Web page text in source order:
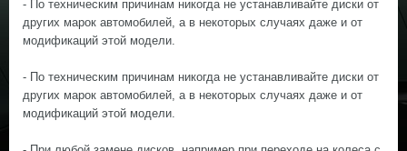
- По техническим причинам никогда не устанавливайте диски от
других марок автомобилей, а в некоторых случаях даже и от
модификаций этой модели.
- По техническим причинам никогда не устанавливайте диски от
других марок автомобилей, а в некоторых случаях даже и от
модификаций этой модели.